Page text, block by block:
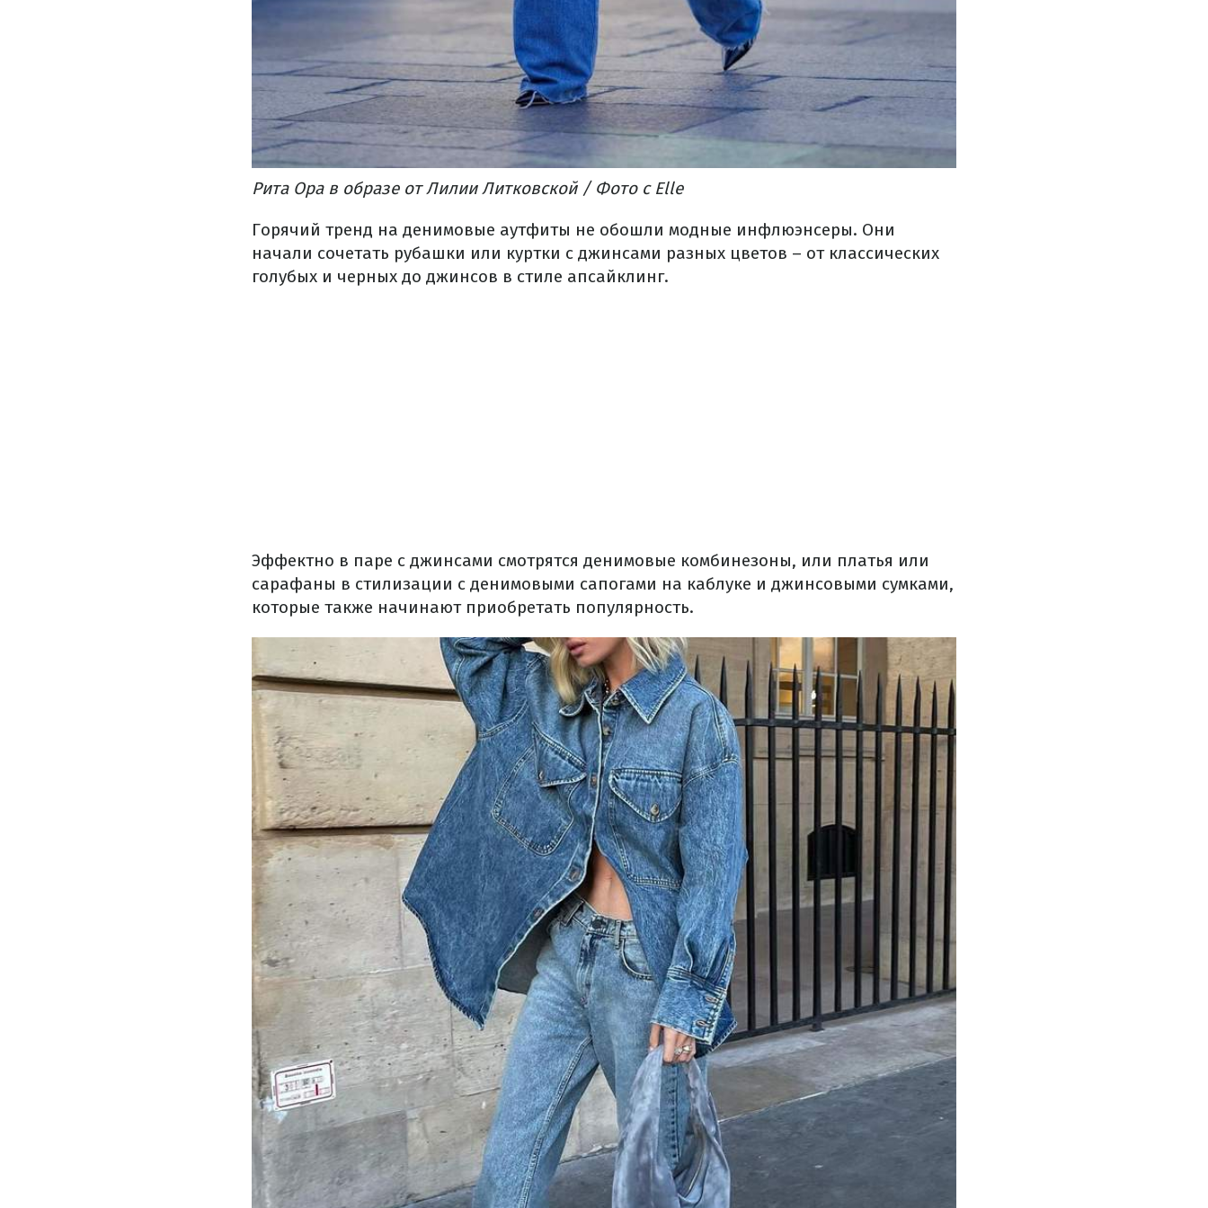
Рита Ора в образе от Лилии Литковской / Фото с Elle
Горячий тренд на денимовые аутфиты не обошли модные инфлюэнсеры. Они
начали сочетать рубашки или куртки с джинсами разных цветов – от классических
голубых и черных до джинсов в стиле апсайклинг.
Эффектно в паре с джинсами смотрятся денимовые комбинезоны, или платья или
сарафаны в стилизации с денимовыми сапогами на каблуке и джинсовыми сумками,
которые также начинают приобретать популярность.